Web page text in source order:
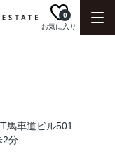
お気に入り
0
馬車道ビル501
2分